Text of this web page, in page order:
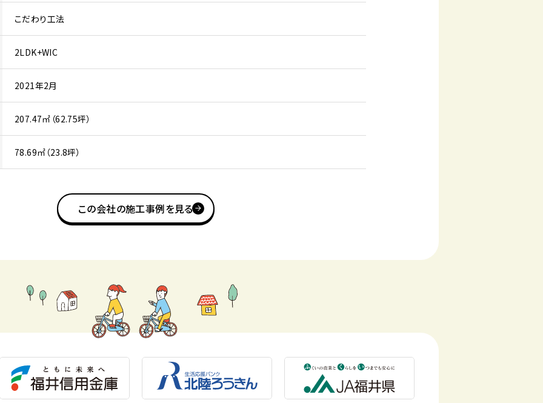
こだわり工法
2LDK+WIC
2021年2月
207.47㎡（62.75坪）
78.69㎡（23.8坪）
この会社の施工事例を見る